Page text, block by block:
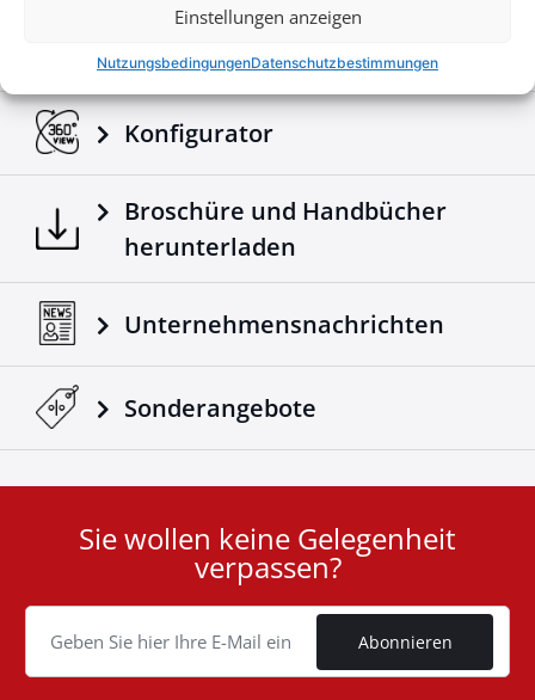
Einstellungen anzeigen
NutzungsbedingungenDatenschutzbestimmungen
Konfigurator
Broschüre und Handbücher
herunterladen
Unternehmensnachrichten
Sonderangebote
Cookie
Sie wollen keine Gelegenheit
verpassen?
Abonnieren